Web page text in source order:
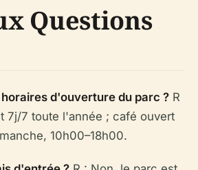
Questions
horaires d'ouverture du parc ? R
7j/7 toute l'année ; café ouvert
10h00–18h00.